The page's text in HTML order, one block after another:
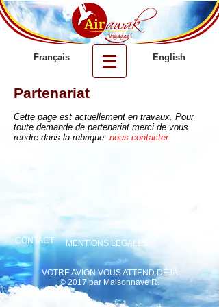
Français English
Partenariat
Cette page est actuellement en travaux. Pour
toute demande de partenariat merci de vous
rendre dans la rubrique: nous contacter.
MENTIONS LEGALES
CONTACT
VOTRE AVION VOUS ATTEND DÉJÀ
© 2017 par Maisonnave R.